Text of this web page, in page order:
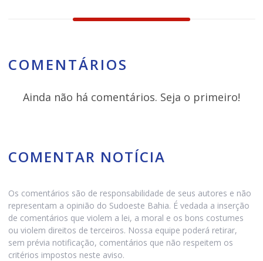
COMENTÁRIOS
Ainda não há comentários. Seja o primeiro!
COMENTAR NOTÍCIA
Os comentários são de responsabilidade de seus autores e não
representam a opinião do Sudoeste Bahia. É vedada a inserção
de comentários que violem a lei, a moral e os bons costumes
ou violem direitos de terceiros. Nossa equipe poderá retirar,
sem prévia notificação, comentários que não respeitem os
critérios impostos neste aviso.